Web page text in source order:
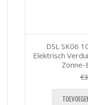
DSL SK06
Elektrisch
Zonne-
€